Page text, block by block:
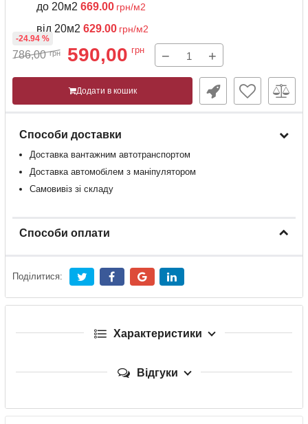
до 20м2 669.00 грн/м2
від 20м2 629.00 грн/м2
786,00 грн 590,00 грн
-24.94 %
− +
Додати в кошик
Способи доставки
Доставка вантажним автотранспортом
Доставка автомобілем з маніпулятором
Самовивіз зі складу
Способи оплати
Поділитися:
Характеристики
Відгуки